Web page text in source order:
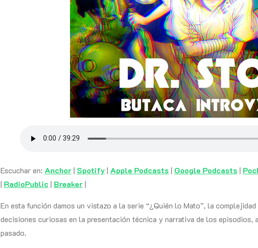
Escuchar en: Anchor| Spotify| Apple Podcasts | Google Podcasts |
| RadioPublic | Breaker|
En esta función damos un vistazo a la serie “¿Quién lo Mato”, la
decisiones curiosas en la presentación técnica y narrativa de los episodios,
pasado.